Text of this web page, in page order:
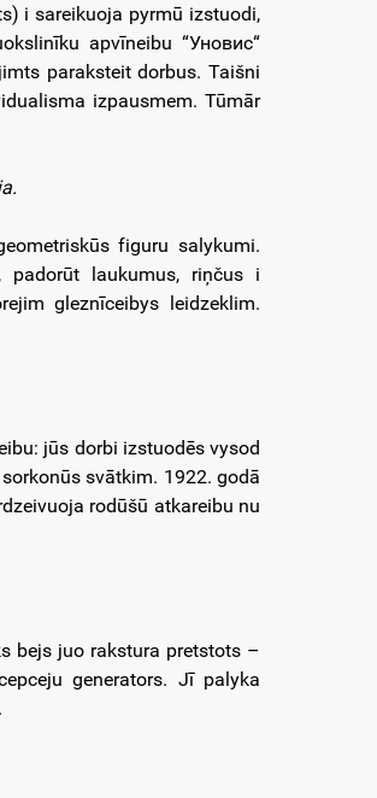
i sareikuoja pyrmū izstuodi,
apvīneibu “Уновис“
paraksteit dorbus. Taišni
izpausmem. Tūmār
figuru salykumi.
padorūt laukumus, riņčus i
gleznīceibys leidzeklim.
jūs dorbi izstuodēs vysod
svātkim. 1922. godā
rodūšū atkareibu nu
bejs juo rakstura pretstots –
generators. Jī palyka